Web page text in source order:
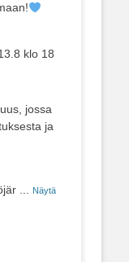
klo 18
jossa
ja
... Näytä